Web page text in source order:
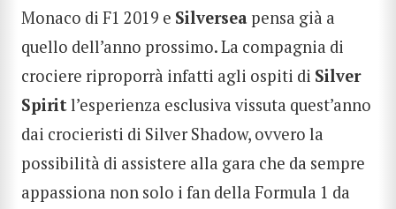
Monaco di F1 2019 e Silversea pensa già a
quello dell’anno prossimo. La compagnia di
crociere riproporrà infatti agli ospiti di Silver
Spiritl’esperienza esclusiva vissuta quest’anno
dai crocieristi di Silver Shadow, ovvero la
possibilità di assistere alla gara che da sempre
appassiona non solo i fan della Formula 1 da